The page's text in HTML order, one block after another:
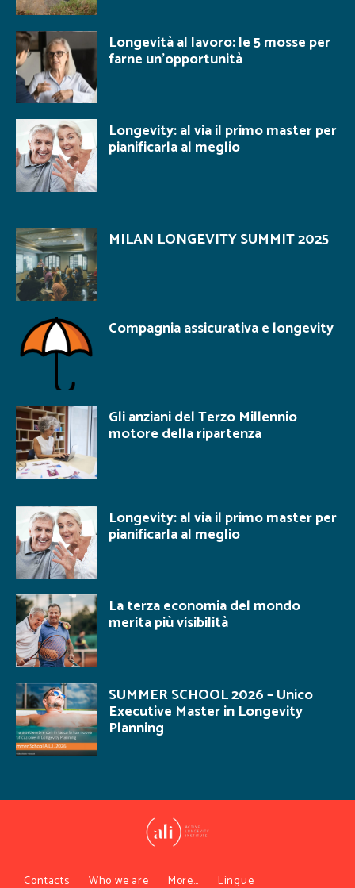
Longevità al lavoro: le 5 mosse per
farne un’opportunità
Longevity: al via il primo master per
pianificarla al meglio
MILAN LONGEVITY SUMMIT 2025
Compagnia assicurativa e longevity
Gli anziani del Terzo Millennio
motore della ripartenza
Longevity: al via il primo master per
pianificarla al meglio
La terza economia del mondo
merita più visibilità
SUMMER SCHOOL 2026 – Unico
Executive Master in Longevity
Planning
Contacts Who we are More… Lingue